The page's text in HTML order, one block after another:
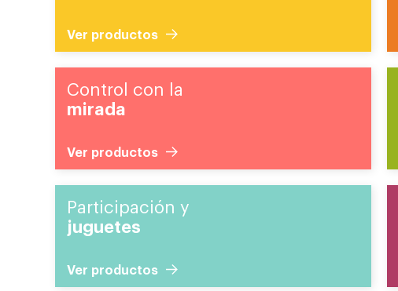
Ver productos
Control con la
mirada
Ver productos
Participación y
juguetes
Ver productos